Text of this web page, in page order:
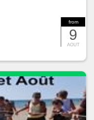
from
9
AOUT